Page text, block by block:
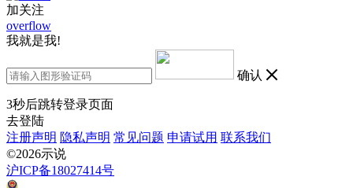
加关注
overflow
我就是我!
确认
3秒后跳转登录页面
去登陆
注册声明 隐私声明 常见问题 申请试用 联系我们
©2026示说
沪ICP备18027414号